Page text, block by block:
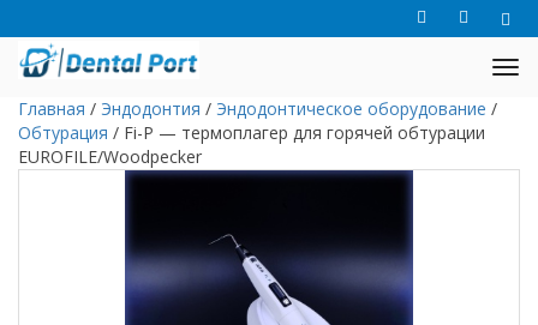
Главная / Эндодонтия / Эндодонтическое оборудование /
Обтурация / Fi-P — термоплагер для горячей обтурации
EUROFILE/Woodpecker